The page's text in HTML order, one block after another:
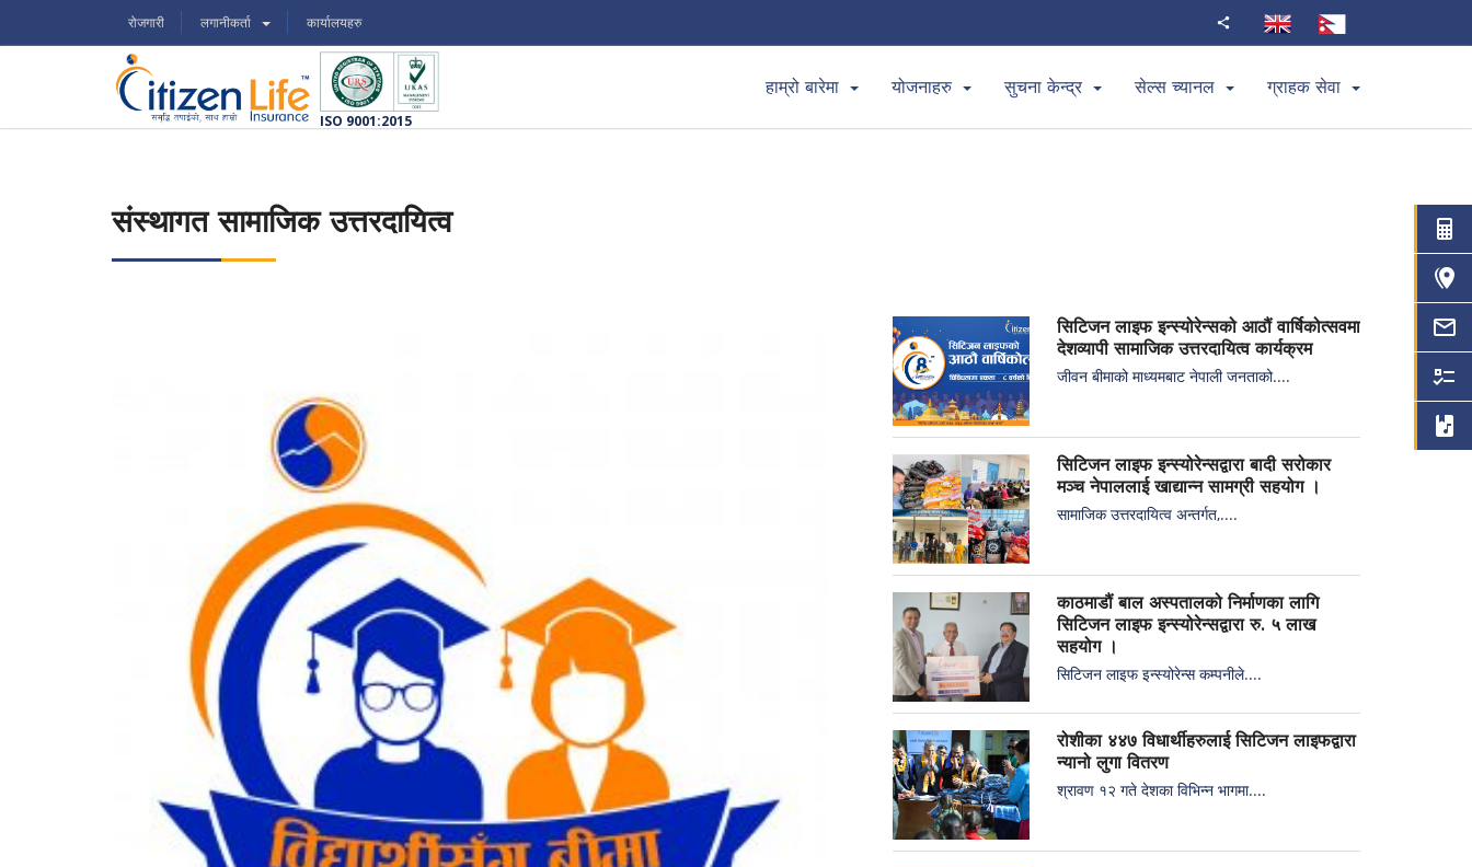
रोजगारी लगानीकर्ता कार्यालयहरु
ISO 9001:2015
हाम्रो बारेमा योजनाहरु सुचना केन्द्र सेल्स च्यानल ग्राहक सेवा
संस्थागत सामाजिक उत्तरदायित्व
सिटिजन लाइफ इन्स्योरेन्सको आठौं वार्षिकोत्सवमा
देशव्यापी सामाजिक उत्तरदायित्व कार्यक्रम
जीवन बीमाको माध्यमबाट नेपाली जनताको....
सिटिजन लाइफ इन्स्योरेन्सद्वारा बादी सरोकार
मञ्च नेपाललाई खाद्यान्न सामग्री सहयोग ।
सामाजिक उत्तरदायित्व अन्तर्गत,....
काठमाडौं बाल अस्पतालको निर्माणका लागि
सिटिजन लाइफ इन्स्योरेन्सद्वारा रु. ५ लाख
सहयोग ।
सिटिजन लाइफ इन्स्योरेन्स कम्पनीले....
रोशीका ४४७ विधार्थीहरुलाई सिटिजन लाइफद्वारा
न्यानो लुगा वितरण
श्रावण १२ गते देशका विभिन्न भागमा....